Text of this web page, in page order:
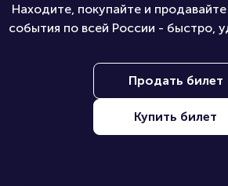
Находите, покупайте и
события по всей России - быстро,
Продать билет
Купить билет